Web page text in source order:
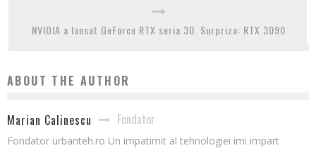
NVIDIA a lansat GeForce RTX seria 30. Surpriza: RTX 3090
ABOUT THE AUTHOR
Marian Calinescu Fondator
Fondator urbanteh.ro Un impatimit al tehnologiei imi impart